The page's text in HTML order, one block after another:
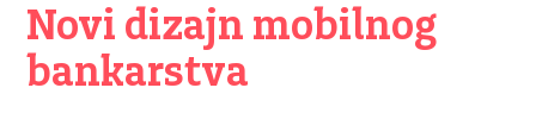
Novi dizajn mobilnog
bankarstva